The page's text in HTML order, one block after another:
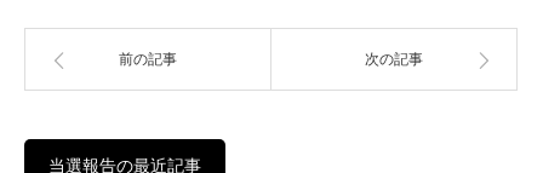
前の記事 次の記事
当選報告の最近記事